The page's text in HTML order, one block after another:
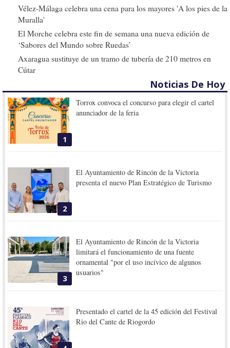
Vélez-Málaga celebra una cena para los mayores 'A los pies de la
Muralla'
El Morche celebra este fin de semana una nueva edición de
‘Sabores del Mundo sobre Ruedas’
Axaragua sustituye de un tramo de tubería de 210 metros en
Cútar
Noticias De Hoy
1
Torrox convoca el concurso para elegir el cartel
anunciador de la feria
2
El Ayuntamiento de Rincón de la Victoria
presenta el nuevo Plan Estratégico de Turismo
3
El Ayuntamiento de Rincón de la Victoria
limitará el funcionamiento de una fuente
ornamental "por el uso incívico de algunos
usuarios"
Presentado el cartel de la 45 edición del Festival
Rio del Cante de Riogordo